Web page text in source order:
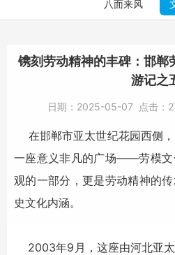
八面来风
镌刻劳动精神的丰碑：邯
游记之
日期： 2025-05-07 点击：
在邯郸市亚太世纪花园西侧
一座意义非凡的广场——劳模文
观的一部分，更是劳动精神的
史文化内涵。
2003年9月，这座由河北亚太